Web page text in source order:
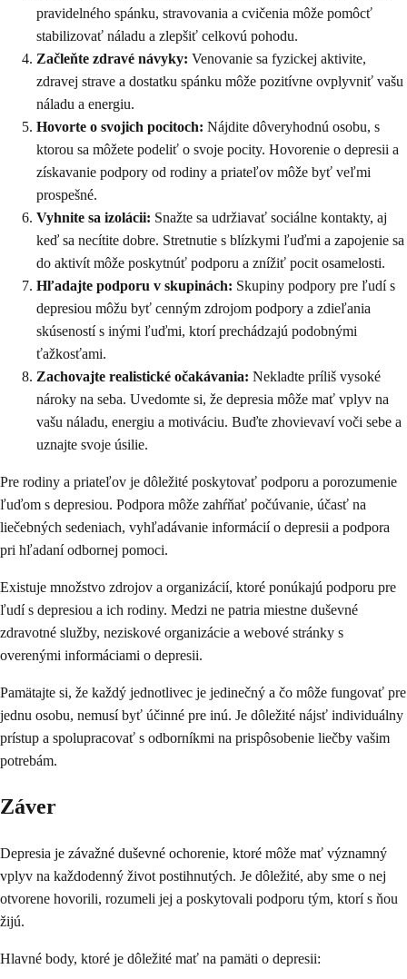
pravidelného spánku, stravovania a cvičenia môže pomôcť
stabilizovať náladu a zlepšiť celkovú pohodu.
Začleňte zdravé návyky: Venovanie sa fyzickej aktivite,
zdravej strave a dostatku spánku môže pozitívne ovplyvniť vašu
náladu a energiu.
Hovorte o svojich pocitoch: Nájdite dôveryhodnú osobu, s
ktorou sa môžete podeliť o svoje pocity. Hovorenie o depresii a
získavanie podpory od rodiny a priateľov môže byť veľmi
prospešné.
Vyhnite sa izolácii: Snažte sa udržiavať sociálne kontakty, aj
keď sa necítite dobre. Stretnutie s blízkymi ľuďmi a zapojenie sa
do aktivít môže poskytnúť podporu a znížiť pocit osamelosti.
Hľadajte podporu v skupinách: Skupiny podpory pre ľudí s
depresiou môžu byť cenným zdrojom podpory a zdieľania
skúseností s inými ľuďmi, ktorí prechádzajú podobnými
ťažkosťami.
Zachovajte realistické očakávania: Nekladte príliš vysoké
nároky na seba. Uvedomte si, že depresia môže mať vplyv na
vašu náladu, energiu a motiváciu. Buďte zhovievaví voči sebe a
uznajte svoje úsilie.
Pre rodiny a priateľov je dôležité poskytovať podporu a porozumenie
ľuďom s depresiou. Podpora môže zahŕňať počúvanie, účasť na
liečebných sedeniach, vyhľadávanie informácií o depresii a podpora
pri hľadaní odbornej pomoci.
Existuje množstvo zdrojov a organizácií, ktoré ponúkajú podporu pre
ľudí s depresiou a ich rodiny. Medzi ne patria miestne duševné
zdravotné služby, neziskové organizácie a webové stránky s
overenými informáciami o depresii.
Pamätajte si, že každý jednotlivec je jedinečný a čo môže fungovať pre
jednu osobu, nemusí byť účinné pre inú. Je dôležité nájsť individuálny
prístup a spolupracovať s odborníkmi na prispôsobenie liečby vašim
potrebám.
Záver
Depresia je závažné duševné ochorenie, ktoré môže mať významný
vplyv na každodenný život postihnutých. Je dôležité, aby sme o nej
otvorene hovorili, rozumeli jej a poskytovali podporu tým, ktorí s ňou
žijú.
Hlavné body, ktoré je dôležité mať na pamäti o depresii: